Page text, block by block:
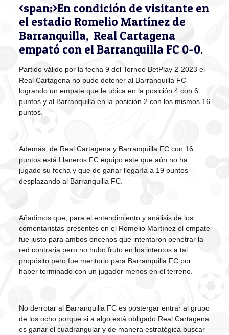
<span;>En condición de visitante en
el estadio Romelio Martínez de
Barranquilla, Real Cartagena
empató con el Barranquilla FC 0-0.
Partido válido por la fecha 9 del Torneo BetPlay 2-2023 el
Real Cartagena no pudo detener al Barranquilla FC
logrando un empate que le ubica en la posición 4 con 6
puntos y al Barranquilla en la posición 2 con los mismos 16
puntos.
Además, de Real Cartagena y Barranquilla FC con 16
puntos está Llaneros FC equipo este que aún no ha
jugado su fecha y que de ganar llegaría a 19 puntos
desplazando al Barranquilla FC.
Añadimos que, para el entendimiento y análisis de los
comentaristas presentes en el Romelio Martínez el empate
fue justo para ambos oncenos que intentaron penetrar la
red contraria pero no hubo fruto en los intentos a tal
propósito pero fue meritorio para Barranquilla FC por
haber terminado con un jugador menos en el terreno.
No derrotar al Barranquilla FC es postergar entrar al grupo
de los ocho porque si a algo está obligado Real Cartagena
es ganar el cuadrangular y de manera estratégica buscar